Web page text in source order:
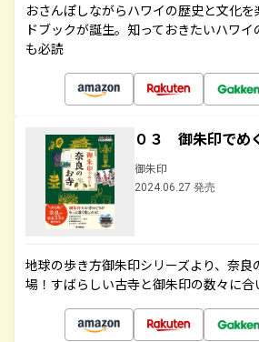
おさんぽしながらハワイの歴史と文化
ドブックが誕生。知っておきたいハワ
も必読
０３ 御朱印でめ
御朱印
2024.06.27 発売
地球の歩き方御朱印シリーズより、奈良
場！すばらしい古寺と御朱印の数々に合